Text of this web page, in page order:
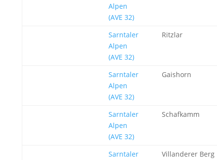
Alpen
(AVE 32)
Sarntaler
Alpen
(AVE 32)
Ritzlar
Sarntaler
Alpen
(AVE 32)
Gaishorn
Sarntaler
Alpen
(AVE 32)
Schafkamm
Sarntaler
Villanderer Berg